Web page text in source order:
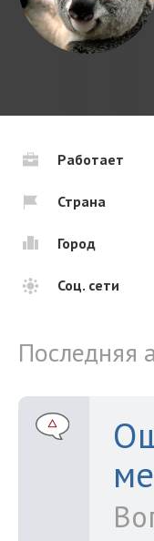
Работает
Страна
Город
Соц. сети
Последняя